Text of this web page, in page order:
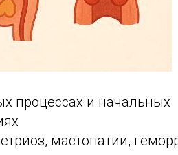
процессах и начальных
мастопатии,